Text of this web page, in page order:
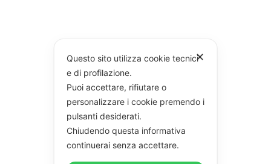
✕
Questo sito utilizza cookie tecnici
e di profilazione.
Puoi accettare, rifiutare o
personalizzare i cookie premendo i
pulsanti desiderati.
Chiudendo questa informativa
continuerai senza accettare.